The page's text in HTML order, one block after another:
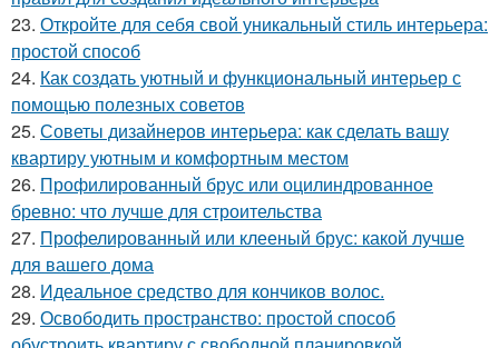
23. Откройте для себя свой уникальный стиль интерьера:
простой способ
24. Как создать уютный и функциональный интерьер с
помощью полезных советов
25. Советы дизайнеров интерьера: как сделать вашу
квартиру уютным и комфортным местом
26. Профилированный брус или оцилиндрованное
бревно: что лучше для строительства
27. Профелированный или клееный брус: какой лучше
для вашего дома
28. Идеальное средство для кончиков волос.
29. Освободить пространство: простой способ